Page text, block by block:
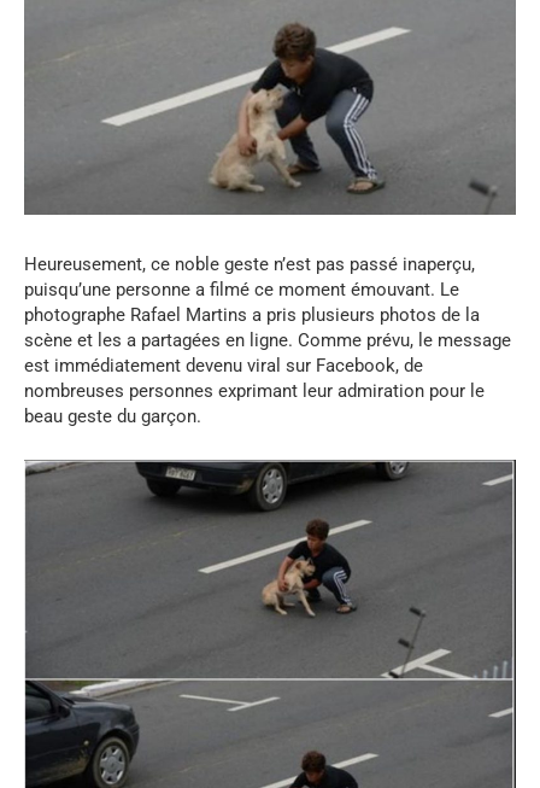
Heureusement, ce noble geste n’est pas passé inaperçu,
puisqu’une personne a filmé ce moment émouvant. Le
photographe Rafael Martins a pris plusieurs photos de la
scène et les a partagées en ligne. Comme prévu, le message
est immédiatement devenu viral sur Facebook, de
nombreuses personnes exprimant leur admiration pour le
beau geste du garçon.